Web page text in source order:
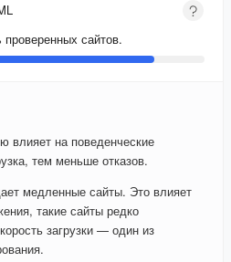
сайтов.
влияет на поведенческие
тем меньше отказов.
медленные сайты. Это влияет
такие сайты редко
загрузки — один из